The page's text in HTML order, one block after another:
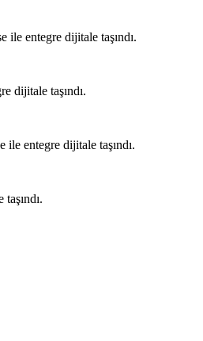
entegre dijitale taşındı.
dijitale taşındı.
entegre dijitale taşındı.